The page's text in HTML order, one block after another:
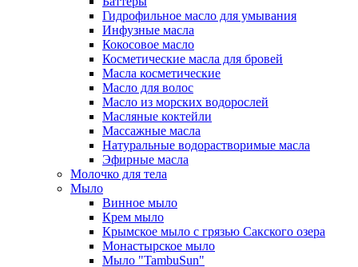
Гидрофильное масло для умывания
Инфузные масла
Кокосовое масло
Косметические масла для бровей
Масла косметические
Масло для волос
Масло из морских водорослей
Масляные коктейли
Массажные масла
Натуральные водорастворимые масла
Эфирные масла
Молочко для тела
Мыло
Винное мыло
Крем мыло
Крымское мыло с грязью Сакского озера
Монастырское мыло
Мыло "TambuSun"